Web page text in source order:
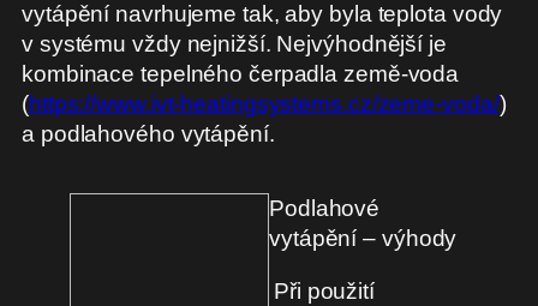
vytápění navrhujeme tak, aby byla teplota vody
v systému vždy nejnižší. Nejvýhodnější je
kombinace tepelného čerpadla země-voda
(https://www.ivt-heatingsystems.cz/zeme-voda/)
a podlahového vytápění.
Podlahové
vytápění – výhody
Při použití